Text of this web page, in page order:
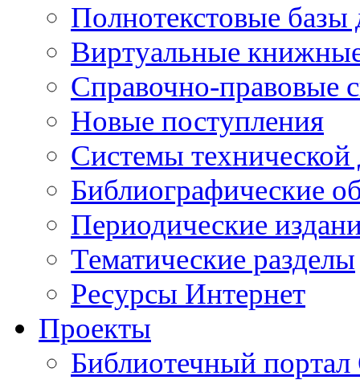
Полнотекстовые
Виртуальные
Справочно-правовые
Новые поступления
Cистемы
Библиографические
Периодические
Тематические разделы
Ресурсы Интернет
Проекты
Библиотечный портал